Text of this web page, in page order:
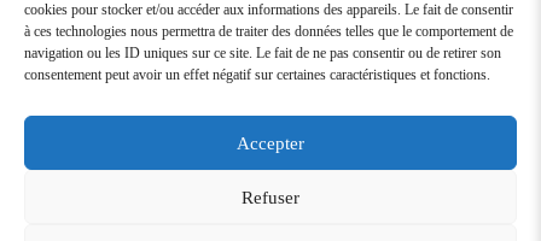
cookies pour stocker et/ou accéder aux informations des appareils. Le fait de consentir
à ces technologies nous permettra de traiter des données telles que le comportement de
navigation ou les ID uniques sur ce site. Le fait de ne pas consentir ou de retirer son
consentement peut avoir un effet négatif sur certaines caractéristiques et fonctions.
Accepter
Refuser
Textile Articles Publicitaires
Infos
Boutique en ligne
Express 24H
Tarifs Revendeurs